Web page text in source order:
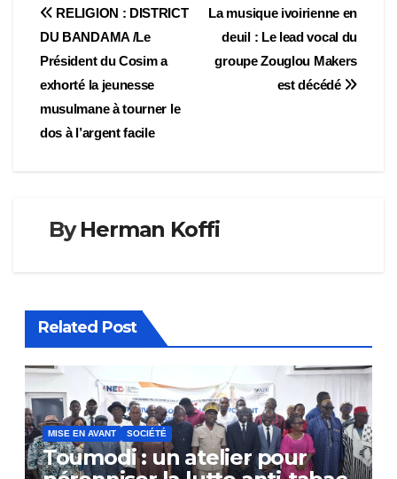
Navigation
de
l’article
La musique ivoirienne en
deuil : Le lead vocal du
groupe Zouglou Makers
est décédé
RELIGION : DISTRICT
DU BANDAMA /Le
Président du Cosim a
exhorté la jeunesse
musulmane à tourner le
dos à l’argent facile
ByHerman Koffi
Related Post
MISE EN AVANT SOCIÉTÉ
Toumodi : un atelier pour